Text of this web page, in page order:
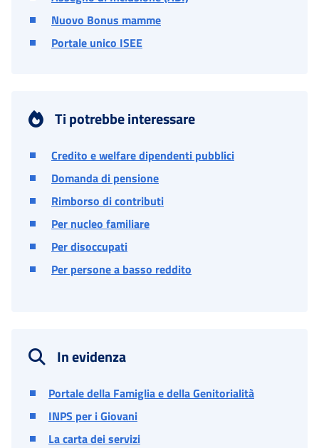
Nuovo Bonus mamme
Portale unico ISEE
Ti potrebbe interessare
Credito e welfare dipendenti pubblici
Domanda di pensione
Rimborso di contributi
Per nucleo familiare
Per disoccupati
Per persone a basso reddito
In evidenza
Portale della Famiglia e della Genitorialità
INPS per i Giovani
La carta dei servizi